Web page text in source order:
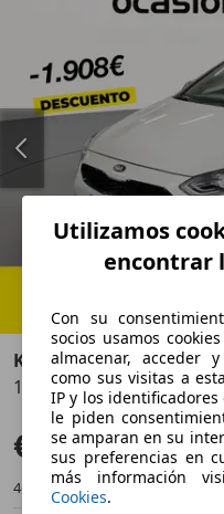
Anterior
Kia Ceed / cee'd
1.5 MHEV GT Line DCT
€ 19.082 Buen
46.808 km
Utilizamos
encontrar
Con su
socios usamos
almacenar, acceder
como sus visitas a
IP y los identificadores
le piden
se amparan en su
sus preferencias en
más información
Cookies.